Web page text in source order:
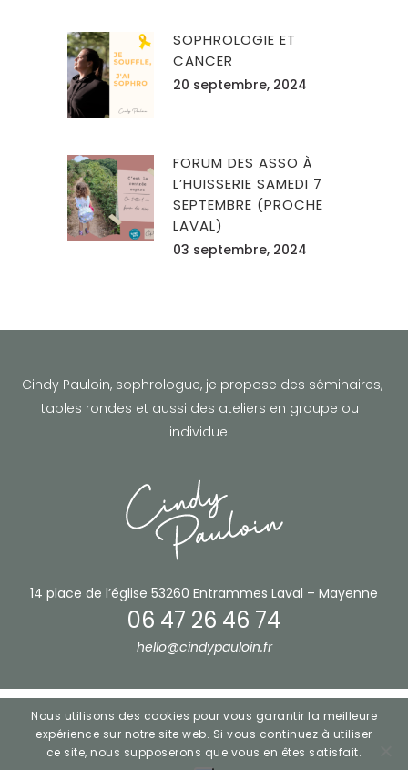
SOPHROLOGIE ET
CANCER
20 septembre, 2024
FORUM DES ASSO À
L’HUISSERIE SAMEDI 7
SEPTEMBRE (PROCHE
LAVAL)
03 septembre, 2024
Cindy Pauloin, sophrologue, je propose des séminaires,
tables rondes et aussi des ateliers en groupe ou
individuel
14 place de l’église 53260 Entrammes Laval – Mayenne
06 47 26 46 74
hello@cindypauloin.fr
Mentions légales | Fait avec par leMT Studio
Nous utilisons des cookies pour vous garantir la meilleure
expérience sur notre site web. Si vous continuez à utiliser
ce site, nous supposerons que vous en êtes satisfait.